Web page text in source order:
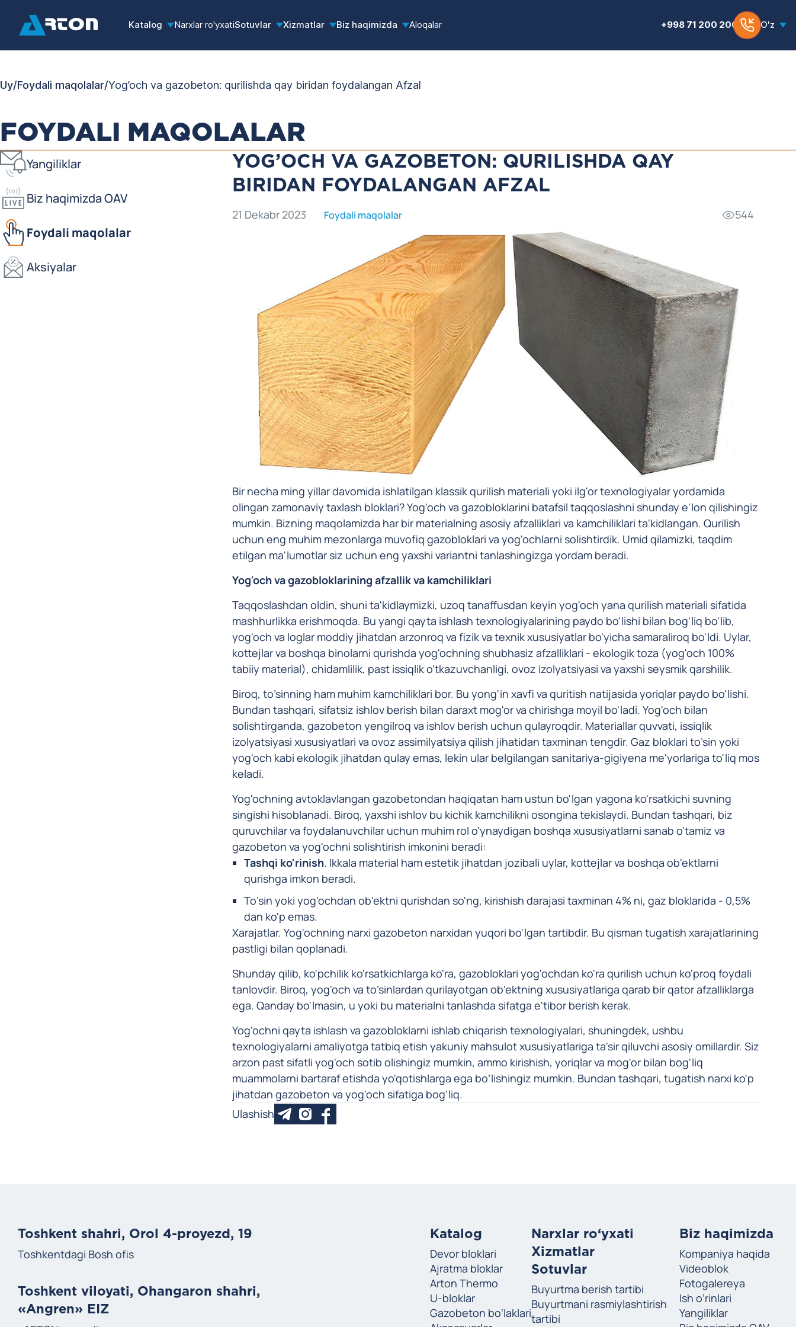
+998 71 200 200 6 O'z
Katalog Narxlar ro'yxatiSotuvlar Xizmatlar Biz haqimizda Aloqalar
Uy/Foydali maqolalar/Yog’och va gazobeton: qurilishda qay biridan foydalangan Afzal
FOYDALI MAQOLALAR
Yangiliklar
Biz haqimizda OAV
Foydali maqolalar
Aksiyalar
YOG’OCH VA GAZOBETON: QURILISHDA QAY
BIRIDAN FOYDALANGAN AFZAL
21 Dekabr 2023 Foydali maqolalar 544
Bir necha ming yillar davomida ishlatilgan klassik qurilish materiali yoki ilg'or texnologiyalar yordamida
olingan zamonaviy taxlash bloklari? Yog'och va gazobloklarini batafsil taqqoslashni shunday e'lon qilishingiz
mumkin. Bizning maqolamizda har bir materialning asosiy afzalliklari va kamchiliklari ta'kidlangan. Qurilish
uchun eng muhim mezonlarga muvofiq gazobloklari va yog'ochlarni solishtirdik. Umid qilamizki, taqdim
etilgan ma'lumotlar siz uchun eng yaxshi variantni tanlashingizga yordam beradi.
Yog'och va gazobloklarining afzallik va kamchiliklari
Taqqoslashdan oldin, shuni ta'kidlaymizki, uzoq tanaffusdan keyin yog'och yana qurilish materiali sifatida
mashhurlikka erishmoqda. Bu yangi qayta ishlash texnologiyalarining paydo bo'lishi bilan bog'liq bo'lib,
yog'och va loglar moddiy jihatdan arzonroq va fizik va texnik xususiyatlar bo'yicha samaraliroq bo'ldi. Uylar,
kottejlar va boshqa binolarni qurishda yog'ochning shubhasiz afzalliklari - ekologik toza (yog'och 100%
tabiiy material), chidamlilik, past issiqlik o'tkazuvchanligi, ovoz izolyatsiyasi va yaxshi seysmik qarshilik.
Biroq, to’sinning ham muhim kamchiliklari bor. Bu yong'in xavfi va quritish natijasida yoriqlar paydo bo'lishi.
Bundan tashqari, sifatsiz ishlov berish bilan daraxt mog'or va chirishga moyil bo'ladi. Yog'och bilan
solishtirganda, gazobeton yengilroq va ishlov berish uchun qulayroqdir. Materiallar quvvati, issiqlik
izolyatsiyasi xususiyatlari va ovoz assimilyatsiya qilish jihatidan taxminan tengdir. Gaz bloklari to’sin yoki
yog'och kabi ekologik jihatdan qulay emas, lekin ular belgilangan sanitariya-gigiyena me'yorlariga to'liq mos
keladi.
Yog'ochning avtoklavlangan gazobetondan haqiqatan ham ustun bo'lgan yagona ko'rsatkichi suvning
singishi hisoblanadi. Biroq, yaxshi ishlov bu kichik kamchilikni osongina tekislaydi. Bundan tashqari, biz
quruvchilar va foydalanuvchilar uchun muhim rol o'ynaydigan boshqa xususiyatlarni sanab o'tamiz va
gazobeton va yog'ochni solishtirish imkonini beradi:
Tashqi ko'rinish. Ikkala material ham estetik jihatdan jozibali uylar, kottejlar va boshqa ob'ektlarni
qurishga imkon beradi.
To’sin yoki yog'ochdan ob'ektni qurishdan so'ng, kirishish darajasi taxminan 4% ni, gaz bloklarida - 0,5%
dan ko'p emas.
Xarajatlar. Yog'ochning narxi gazobeton narxidan yuqori bo'lgan tartibdir. Bu qisman tugatish xarajatlarining
pastligi bilan qoplanadi.
Shunday qilib, ko'pchilik ko'rsatkichlarga ko'ra, gazobloklari yog'ochdan ko'ra qurilish uchun ko'proq foydali
tanlovdir. Biroq, yog'och va to’sinlardan qurilayotgan ob'ektning xususiyatlariga qarab bir qator afzalliklarga
ega. Qanday bo'lmasin, u yoki bu materialni tanlashda sifatga e'tibor berish kerak.
Yog'ochni qayta ishlash va gazobloklarni ishlab chiqarish texnologiyalari, shuningdek, ushbu
texnologiyalarni amaliyotga tatbiq etish yakuniy mahsulot xususiyatlariga ta'sir qiluvchi asosiy omillardir. Siz
arzon past sifatli yog'och sotib olishingiz mumkin, ammo kirishish, yoriqlar va mog'or bilan bog'liq
muammolarni bartaraf etishda yo'qotishlarga ega bo’lishingiz mumkin. Bundan tashqari, tugatish narxi ko'p
jihatdan gazobeton va yog'och sifatiga bog'liq.
Ulashish
Toshkent shahri, Orol 4-proyezd, 19
Toshkentdagi Bosh ofis
Toshkent viloyati, Ohangaron shahri,
«Angren» EIZ
Katalog
Devor bloklari
Ajratma bloklar
Arton Thermo
U-bloklar
Gazobeton bo‘laklari
Narxlar ro‘yxati
Xizmatlar
Sotuvlar
Buyurtma berish tartibi
Buyurtmani rasmiylashtirish
tartibi
Biz haqimizda
Kompaniya haqida
Videoblok
Fotogalereya
Ish o’rinlari
Yangiliklar